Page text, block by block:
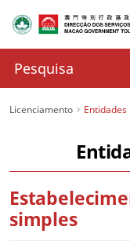
Licenciamento Entidades
simples